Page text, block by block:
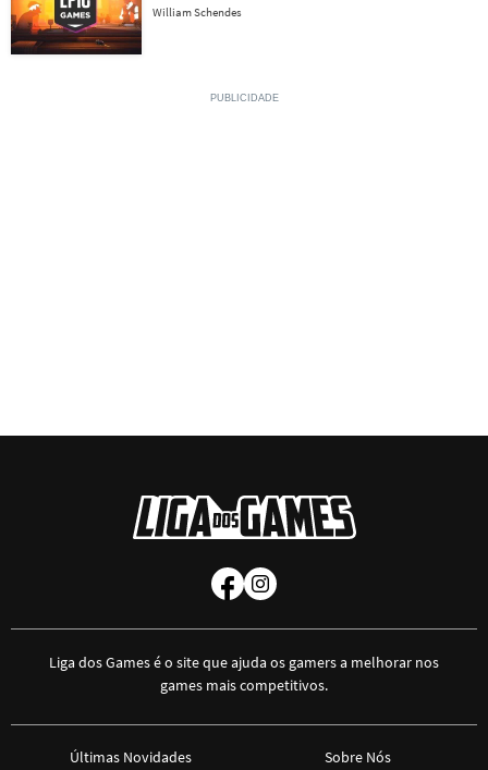
William Schendes
Liga dos Games é o site que ajuda os gamers a melhorar nos
games mais competitivos.
Últimas Novidades Sobre Nós